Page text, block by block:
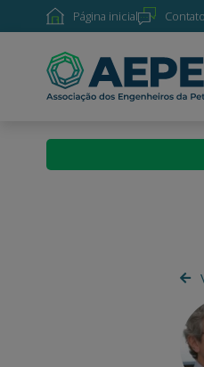
Página inicial Contato